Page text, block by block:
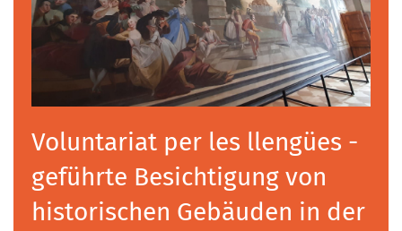
Voluntariat per les llengües -
geführte Besichtigung von
historischen Gebäuden in der